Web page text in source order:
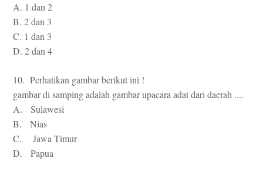
A. 1 dan 2
B. 2 dan 3
C. 1 dan 3
D. 2 dan 4
10. Perhatikan gambar berikut ini !
gambar di samping adalah gambar upacara adat dari daerah ....
A. Sulawesi
B. Nias
C. Jawa Timur
D. Papua